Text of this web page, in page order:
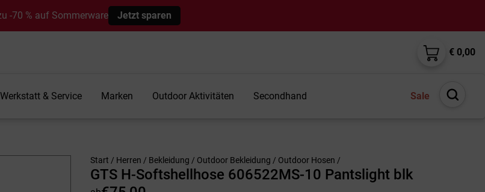
-70 % auf Sommerware Jetzt sparen
€ 0,00
Werkstatt & Service Marken Outdoor Aktivitäten Secondhand Sale
Suche
Start / Herren / Bekleidung / Outdoor Bekleidung / Outdoor Hosen /
GTS H-Softshellhose 606522MS-10 Pantslight blk